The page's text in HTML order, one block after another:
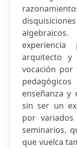
arquitecto y
vocación por
enseñanza y
sin ser un
por
seminarios,
que vuelca